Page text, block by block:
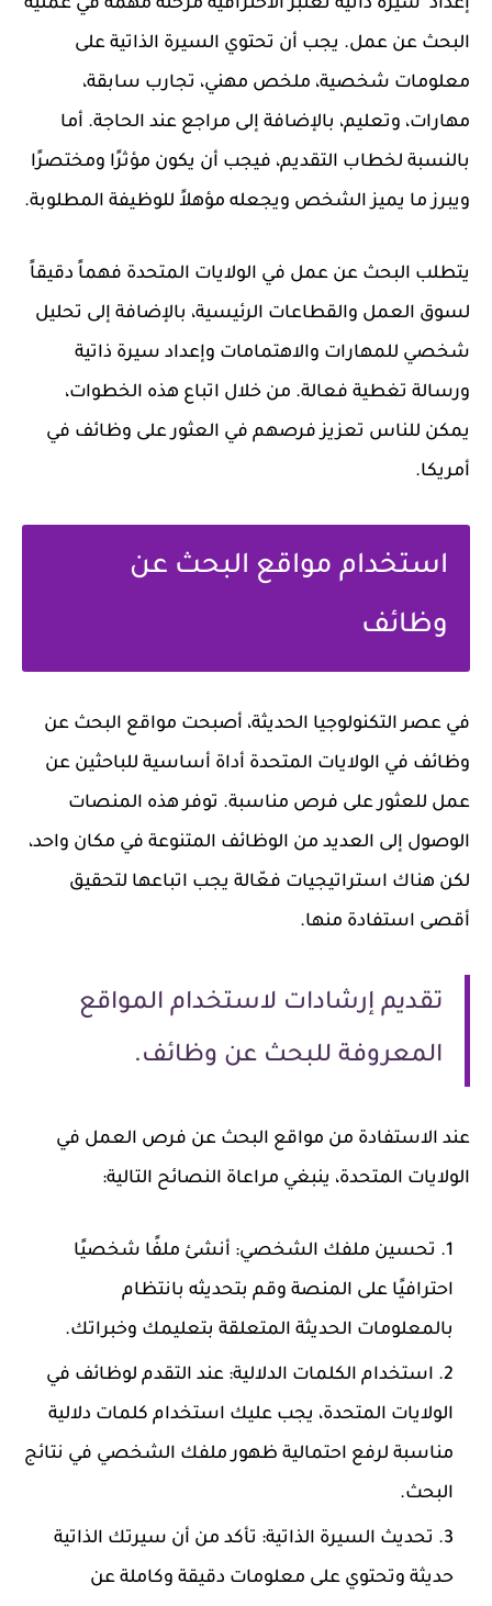
البحث عن عمل. يجب أن تحتوي السيرة الذاتية على
معلومات شخصية، ملخص مهني، تجارب سابقة،
مهارات، وتعليم، بالإضافة إلى مراجع عند الحاجة. أما
بالنسبة لخطاب التقديم، فيجب أن يكون مؤثرًا ومختصرًا
ويبرز ما يميز الشخص ويجعله مؤهلاً للوظيفة المطلوبة.
يتطلب البحث عن عمل في الولايات المتحدة فهماً دقيقاً
لسوق العمل والقطاعات الرئيسية، بالإضافة إلى تحليل
شخصي للمهارات والاهتمامات وإعداد سيرة ذاتية
ورسالة تغطية فعالة. من خلال اتباع هذه الخطوات،
يمكن للناس تعزيز فرصهم في العثور على وظائف في
أمريكا.
استخدام مواقع البحث عن
وظائف
في عصر التكنولوجيا الحديثة، أصبحت مواقع البحث عن
وظائف في الولايات المتحدة أداة أساسية للباحثين عن
عمل للعثور على فرص مناسبة. توفر هذه المنصات
الوصول إلى العديد من الوظائف المتنوعة في مكان واحد،
لكن هناك استراتيجيات فعّالة يجب اتباعها لتحقيق
أقصى استفادة منها.
تقديم إرشادات لاستخدام المواقع
المعروفة للبحث عن وظائف.
عند الاستفادة من مواقع البحث عن فرص العمل في
الولايات المتحدة، ينبغي مراعاة النصائح التالية:
تحسين ملفك الشخصي: أنشئ ملفًا شخصيًا
احترافيًا على المنصة وقم بتحديثه بانتظام
بالمعلومات الحديثة المتعلقة بتعليمك وخبراتك.
استخدام الكلمات الدلالية: عند التقدم لوظائف في
الولايات المتحدة، يجب عليك استخدام كلمات دلالية
مناسبة لرفع احتمالية ظهور ملفك الشخصي في نتائج
البحث.
تحديث السيرة الذاتية: تأكد من أن سيرتك الذاتية
حديثة وتحتوي على معلومات دقيقة وكاملة عن